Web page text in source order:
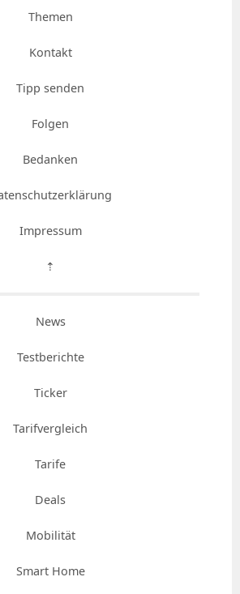
Themen
Kontakt
Tipp senden
Folgen
Bedanken
Impressum
⇡
News
Testberichte
Ticker
Tarifvergleich
Tarife
Deals
Mobilität
Smart Home